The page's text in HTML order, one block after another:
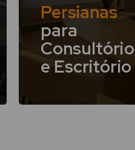
Persianas
para
Consultório
e Escritório